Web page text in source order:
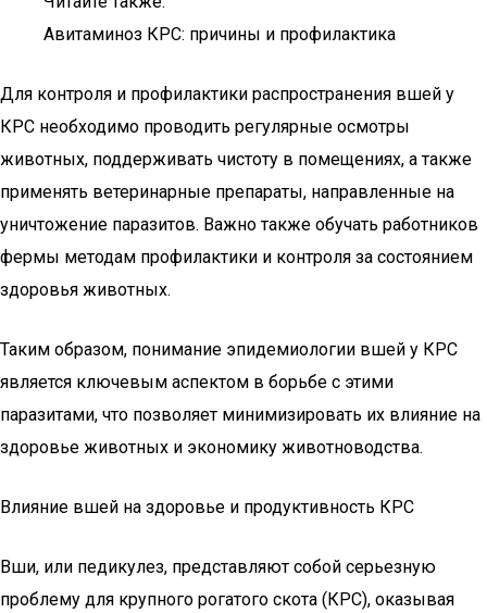
Авитаминоз КРС: причины и профилактика
Для контроля и профилактики распространения вшей у
КРС необходимо проводить регулярные осмотры
животных, поддерживать чистоту в помещениях, а также
применять ветеринарные препараты, направленные на
уничтожение паразитов. Важно также обучать работников
фермы методам профилактики и контроля за состоянием
здоровья животных.
Таким образом, понимание эпидемиологии вшей у КРС
является ключевым аспектом в борьбе с этими
паразитами, что позволяет минимизировать их влияние на
здоровье животных и экономику животноводства.
Влияние вшей на здоровье и продуктивность КРС
Вши, или педикулез, представляют собой серьезную
проблему для крупного рогатого скота (КРС), оказывая